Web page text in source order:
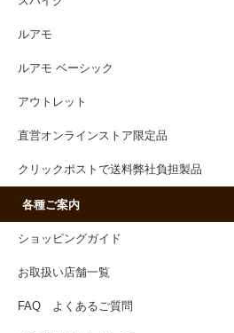
ルアモ
ルアモ ベーシック
アウトレット
直営オンラインストア限定品
クリックポストで送料弊社負担製品
各種ご案内
ショッピングガイド
お取扱い店舗一覧
FAQ よくあるご質問